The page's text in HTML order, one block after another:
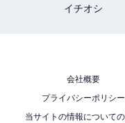
イチオシ
会社概要
プライバシーポリシー
当サイトの情報について